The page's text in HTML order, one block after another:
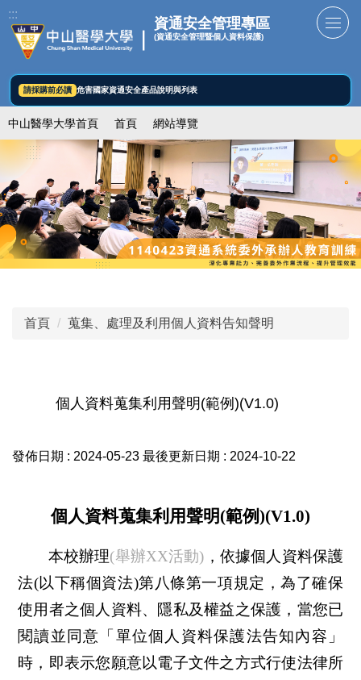
跳
到
內
容
區
:::
資通安全管理專區
(資通安全管理暨個人資料保護)
請採購前必讀 危害國家資通安全產品說明與列表
中山醫學大學首頁 首頁 網站導覽
首頁 蒐集、處理及利用個人資料告知聲明
個人資料蒐集利用聲明(範例)(V1.0)
發佈日期 : 2024-05-23 最後更新日期 : 2024-10-22
個人資料蒐集利用聲明(範例)(V1.0)
本校辦理(舉辦XX活動) ，依據個人資料保護
法(以下稱個資法)第八條第一項規定，為了確保
使用者之個人資料、隱私及權益之保護，當您已
閱讀並同意「 單位個人資料保護法告知內容」
時，即表示您願意以電子文件之方式行使法律所